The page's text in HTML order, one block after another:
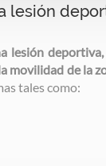
lesión
lesión
movilidad de la
tales como: